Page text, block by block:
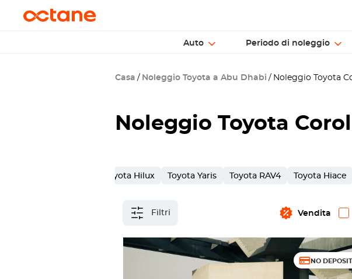
Auto Periodo di noleggio
Casa Noleggio Toyota a Abu Dhabi Noleggio Toyota
Noleggio Toyota
Toyota Hilux Toyota Yaris Toyota RAV4 Toyota Hiace
Filtri Vendita
NO DEPOSIT